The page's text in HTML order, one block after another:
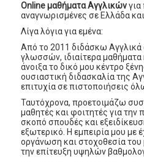
Online μαθήματα Αγγλικώνγια
αναγνωρισμένες σε Ελλάδα
Λίγα λόγια για εμένα:
Από το 2011 διδάσκω Αγγλικά
γλωσσών, ιδιαίτερα μαθήματα
άνοιξα το δικό μου κέντρο
ουσιαστική διδασκαλία της
επιτυχία σε πιστοποιήσεις
Ταυτόχρονα, προετοιμάζω
μαθητές και φοιτητές για την
σκοπό σπουδές και
εξωτερικό. Η εμπειρία μου με
οργάνωση και στοχοθεσία του
την επίτευξη υψηλών